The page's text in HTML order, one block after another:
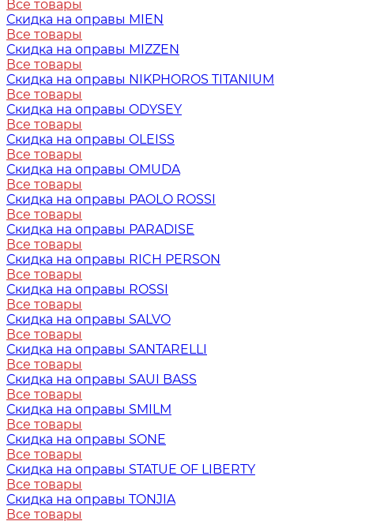
Все товары
Скидка на оправы MIEN
Все товары
Скидка на оправы MIZZEN
Все товары
Скидка на оправы NIKPHOROS TITANIUM
Все товары
Скидка на оправы ODYSEY
Все товары
Скидка на оправы OLEISS
Все товары
Скидка на оправы OMUDA
Все товары
Скидка на оправы PAOLO ROSSI
Все товары
Скидка на оправы PARADISE
Все товары
Скидка на оправы RICH PERSON
Все товары
Скидка на оправы ROSSI
Все товары
Скидка на оправы SALVO
Все товары
Скидка на оправы SANTARELLI
Все товары
Скидка на оправы SAUI BASS
Все товары
Скидка на оправы SMILM
Все товары
Скидка на оправы SONE
Все товары
Скидка на оправы STATUE OF LIBERTY
Все товары
Скидка на оправы TONJIA
Все товары